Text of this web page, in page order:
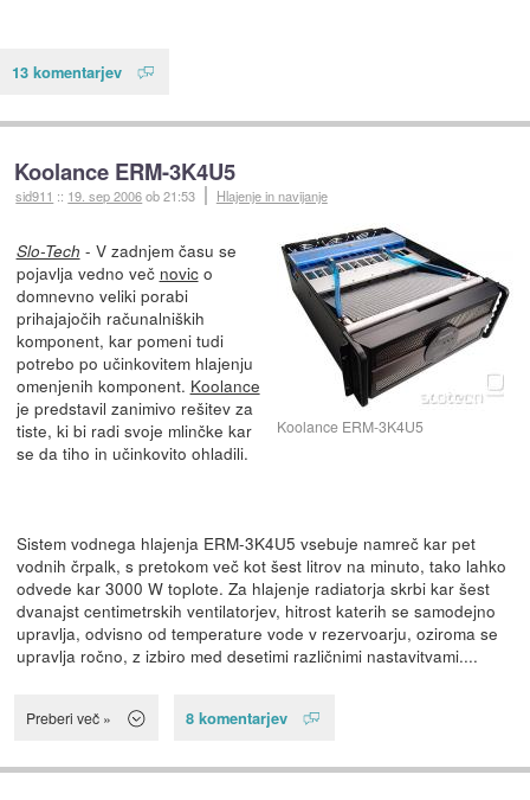
13 komentarjev
Koolance ERM-3K4U5
sid911 :: 19. sep 2006ob 21:53 Hlajenje in navijanje
Koolance ERM-3K4U5
Slo-Tech - V zadnjem času se
pojavlja vedno več novico
domnevno veliki porabi
prihajajočih računalniških
komponent, kar pomeni tudi
potrebo po učinkovitem hlajenju
omenjenih komponent. Koolance
je predstavil zanimivo rešitev za
tiste, ki bi radi svoje mlinčke kar
se da tiho in učinkovito ohladili.
Sistem vodnega hlajenja ERM-3K4U5 vsebuje namreč kar pet
vodnih črpalk, s pretokom več kot šest litrov na minuto, tako lahko
odvede kar 3000 W toplote. Za hlajenje radiatorja skrbi kar šest
dvanajst centimetrskih ventilatorjev, hitrost katerih se samodejno
upravlja, odvisno od temperature vode v rezervoarju, oziroma se
upravlja ročno, z izbiro med desetimi različnimi nastavitvami....
Preberi več » 8 komentarjev